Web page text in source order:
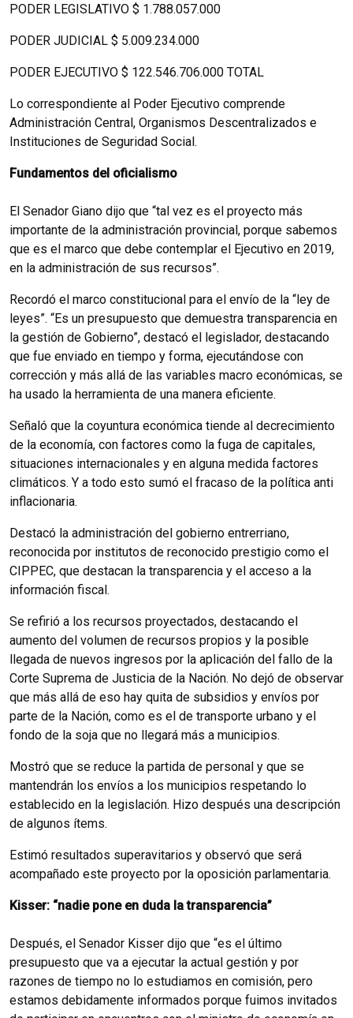
PODER LEGISLATIVO $ 1.788.057.000
PODER JUDICIAL $ 5.009.234.000
PODER EJECUTIVO $ 122.546.706.000 TOTAL
Lo correspondiente al Poder Ejecutivo comprende
Administración Central, Organismos Descentralizados e
Instituciones de Seguridad Social.
Fundamentos del oficialismo
El Senador Giano dijo que “tal vez es el proyecto más
importante de la administración provincial, porque sabemos
que es el marco que debe contemplar el Ejecutivo en 2019,
en la administración de sus recursos”.
Recordó el marco constitucional para el envío de la “ley de
leyes”. “Es un presupuesto que demuestra transparencia en
la gestión de Gobierno”, destacó el legislador, destacando
que fue enviado en tiempo y forma, ejecutándose con
corrección y más allá de las variables macro económicas, se
ha usado la herramienta de una manera eficiente.
Señaló que la coyuntura económica tiende al decrecimiento
de la economía, con factores como la fuga de capitales,
situaciones internacionales y en alguna medida factores
climáticos. Y a todo esto sumó el fracaso de la política anti
inflacionaria.
Destacó la administración del gobierno entrerriano,
reconocida por institutos de reconocido prestigio como el
CIPPEC, que destacan la transparencia y el acceso a la
información fiscal.
Se refirió a los recursos proyectados, destacando el
aumento del volumen de recursos propios y la posible
llegada de nuevos ingresos por la aplicación del fallo de la
Corte Suprema de Justicia de la Nación. No dejó de observar
que más allá de eso hay quita de subsidios y envíos por
parte de la Nación, como es el de transporte urbano y el
fondo de la soja que no llegará más a municipios.
Mostró que se reduce la partida de personal y que se
mantendrán los envíos a los municipios respetando lo
establecido en la legislación. Hizo después una descripción
de algunos ítems.
Estimó resultados superavitarios y observó que será
acompañado este proyecto por la oposición parlamentaria.
Kisser: “nadie pone en duda la transparencia”
Después, el Senador Kisser dijo que “es el último
presupuesto que va a ejecutar la actual gestión y por
razones de tiempo no lo estudiamos en comisión, pero
estamos debidamente informados porque fuimos invitados